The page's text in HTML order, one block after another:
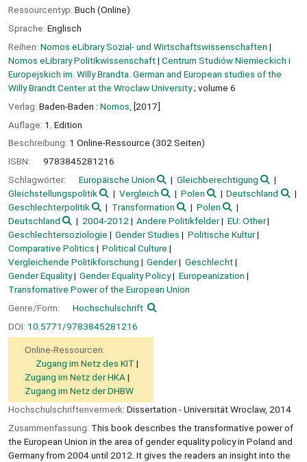
Ressourcentyp: Buch (Online)
Sprache: Englisch
Reihen: Nomos eLibrary Sozial- und Wirtschaftswissenschaften |
Nomos eLibrary Politikwissenschaft| Centrum Studiów Niemieckich i
Europejskich im. Willy Brandta. German and European studies of the
Willy Brandt Center at the Wroclaw University; volume 6
Verlag: Baden-Baden : Nomos, [2017]
Auflage: 1. Edition
Beschreibung: 1 Online-Ressource (302 Seiten)
ISBN:
9783845281216
Schlagwörter:
Europäische Union
Gleichberechtigung
Gleichstellungspolitik
Vergleich Polen
Deutschland
Geschlechterpolitik
Transformation
Polen
Deutschland
2004-2012 Andere Politikfelder
EU: Other
Geschlechtersoziologie
Gender Studies
Politische Kultur
Comparative Politics
Political Culture
Vergleichende Politikforschung
Gender
Geschlecht
Gender Equality
Gender Equality Policy
Europeanization
Transfomative Power of the European Union
Genre/Form:
Hochschulschrift
DOI: 10.5771/9783845281216
Online-Ressourcen:
Zugang im Netz des KIT
Zugang im Netz der HKA
Zugang im Netz der DHBW
Hochschulschriftenvermerk: Dissertation - Universität Wroclaw, 2014
Zusammenfassung: This book describes the transformative power of
the European Union in the area of gender equality policy in Poland and
Germany from 2004 until 2012. It gives the readers an insight into the